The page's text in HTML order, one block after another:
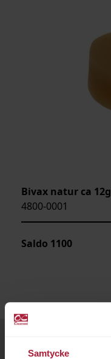
Samtycke
Bivax natur ca 12g
4800-0001
Saldo 1100